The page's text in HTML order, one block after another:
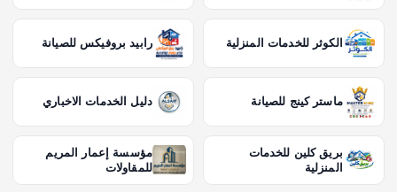
الكوثر للخدمات المنزلية رابيد بروفيكس للصيانة
ماستر كينج للصيانة دليل الخدمات الاخباري
بريق كلين للخدمات
المنزلية
مؤسسة إعمار المريم
للمقاولات